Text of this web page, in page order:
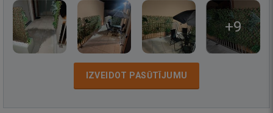
+9
IZVEIDOT PASŪTĪJUMU